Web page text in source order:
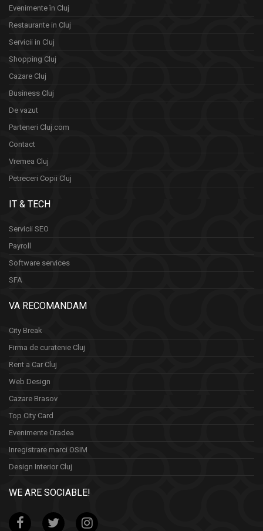
Evenimente în Cluj
Restaurante in Cluj
Servicii in Cluj
Shopping Cluj
Cazare Cluj
Business Cluj
De vazut
Parteneri Cluj.com
Contact
Vremea Cluj
Petreceri Copii Cluj
IT & TECH
Servicii SEO
Payroll
Software services
SFA
VA RECOMANDAM
City Break
Firma de curatenie Cluj
Rent a Car Cluj
Web Design
Cazare Brasov
Top City Card
Evenimente Oradea
Inregistrare marci OSIM
Design Interior Cluj
WE ARE SOCIABLE!